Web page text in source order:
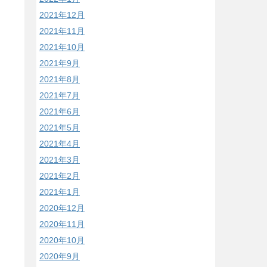
2021年12月
2021年11月
2021年10月
2021年9月
2021年8月
2021年7月
2021年6月
2021年5月
2021年4月
2021年3月
2021年2月
2021年1月
2020年12月
2020年11月
2020年10月
2020年9月